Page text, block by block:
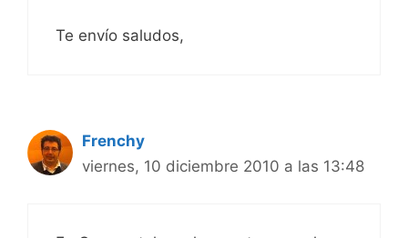
Te envío saludos,
Frenchy
viernes, 10 diciembre 2010 a las 13:48